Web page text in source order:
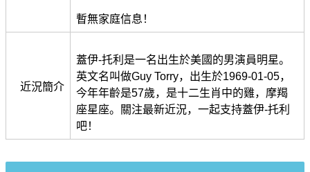
暫無家庭信息！
近況簡介
蓋伊-托利是一名出生於美國的男演員明星。
英文名叫做Guy Torry，出生於1969-01-05，
今年年齡是57歲，是十二生肖中的雞，摩羯
座星座。關注最新近況，一起支持蓋伊-托利
吧！